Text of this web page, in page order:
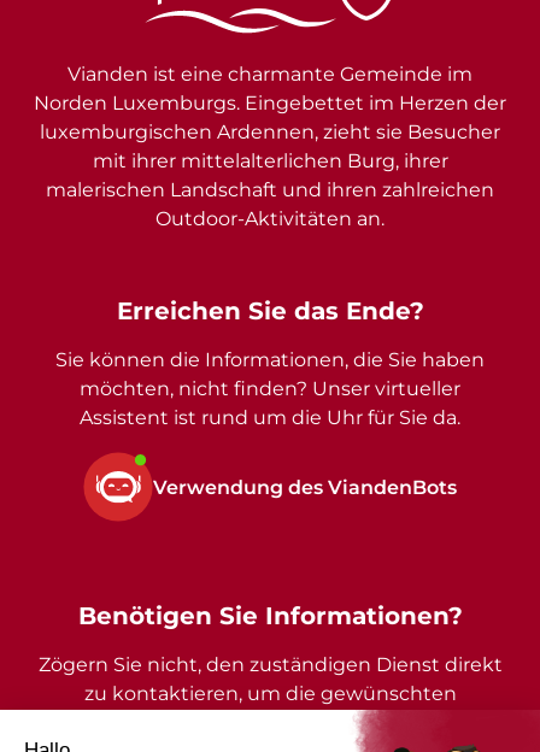
Erreichen Sie das Ende?
Sie können die Informationen, die Sie haben
möchten, nicht finden? Unser virtueller
Assistent ist rund um die Uhr für Sie da.
Verwendung des ViandenBots
Vianden ist eine charmante Gemeinde im
Norden Luxemburgs. Eingebettet im Herzen der
luxemburgischen Ardennen, zieht sie Besucher
mit ihrer mittelalterlichen Burg, ihrer
malerischen Landschaft und ihren zahlreichen
Outdoor-Aktivitäten an.
Benötigen Sie Informationen?
Zögern Sie nicht, den zuständigen Dienst direkt
zu kontaktieren, um die gewünschten
Auskünfte zu erhalten.